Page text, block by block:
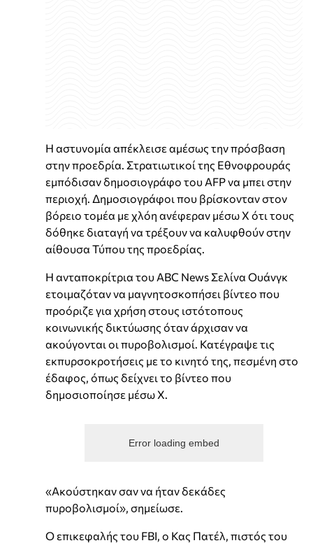
Η αστυνομία απέκλεισε αμέσως την πρόσβαση
στην προεδρία. Στρατιωτικοί της Εθνοφρουράς
εμπόδισαν δημοσιογράφο του AFP να μπει στην
περιοχή. Δημοσιογράφοι που βρίσκονταν στον
βόρειο τομέα με χλόη ανέφεραν μέσω X ότι τους
δόθηκε διαταγή να τρέξουν να καλυφθούν στην
αίθουσα Τύπου της προεδρίας.
Η ανταποκρίτρια του ABC News Σελίνα Ουάνγκ
ετοιμαζόταν να μαγνητοσκοπήσει βίντεο που
προόριζε για χρήση στους ιστότοπους
κοινωνικής δικτύωσης όταν άρχισαν να
ακούγονται οι πυροβολισμοί. Κατέγραψε τις
εκπυρσοκροτήσεις με το κινητό της, πεσμένη στο
έδαφος, όπως δείχνει το βίντεο που
δημοσιοποίησε μέσω X.
Error loading embed
«Ακούστηκαν σαν να ήταν δεκάδες
πυροβολισμοί», σημείωσε.
Ο επικεφαλής του FBI, ο Κας Πατέλ, πιστός του